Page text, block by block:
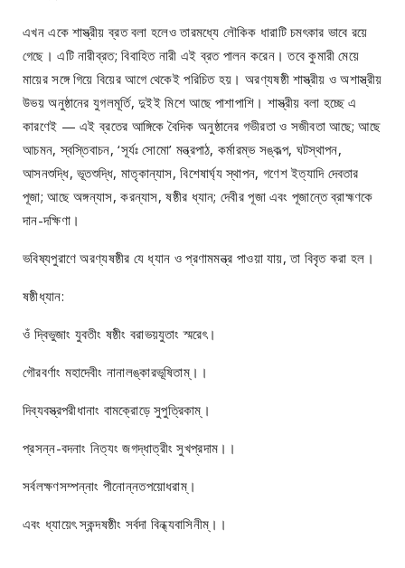
এখন একে শাস্ত্রীয় ব্রত বলা হলেও তারমধ্যে লৌকিক ধারাটি চমৎকার ভাবে রয়ে
গেছে। এটি নারীব্রত; বিবাহিত নারী এই ব্রত পালন করেন। তবে কুমারী মেয়ে
মায়ের সঙ্গে গিয়ে বিয়ের আগে থেকেই পরিচিত হয়। অরণ্যষষ্ঠী শাস্ত্রীয় ও অশাস্ত্রীয়
উভয় অনুষ্ঠানের যুগলমূর্তি, দুইই মিশে আছে পাশাপাশি। শাস্ত্রীয় বলা হচ্ছে এ
কারণেই — এই ব্রতের আঙ্গিকে বৈদিক অনুষ্ঠানের গভীরতা ও সজীবতা আছে; আছে
আচমন, স্বস্তিবাচন, ‘সূর্যঃ সোমো’ মন্ত্রপাঠ, কর্মারম্ভ সঙ্কল্প, ঘটস্থাপন,
আসনশুদ্ধি, ভূতশুদ্ধি, মাতৃকান্যাস, বিশেষার্ঘ্য স্থাপন, গণেশ ইত্যাদি দেবতার
পূজা; আছে অঙ্গন্যাস, করন্যাস, ষষ্ঠীর ধ্যান; দেবীর পূজা এবং পূজান্তে ব্রাহ্মণকে
দান-দক্ষিণা।
ভবিষ্যপুরাণে অরণ্যষষ্ঠীর যে ধ্যান ও প্রণামমন্ত্র পাওয়া যায়, তা বিবৃত করা হল।
ষষ্ঠীধ্যান:
ওঁ দ্বিভুজাং যুবতীং ষষ্ঠীং বরাভয়যুতাং স্মরেৎ।
গৌরবর্ণাং মহাদেবীং নানালঙ্কারভূষিতাম্।।
দিব্যবস্ত্রপরীধানাং বামক্রোড়ে সুপুত্রিকাম্।
প্রসন্ন-বদনাং নিত্যং জগদ্ধাত্রীং সুখপ্রদাম।।
সর্বলক্ষণসম্পন্নাং পীনোন্নতপয়োধরাম্।
এবং ধ্যায়েৎ স্কন্দষষ্ঠীং সর্বদা বিন্ধ্যবাসিনীম্।।